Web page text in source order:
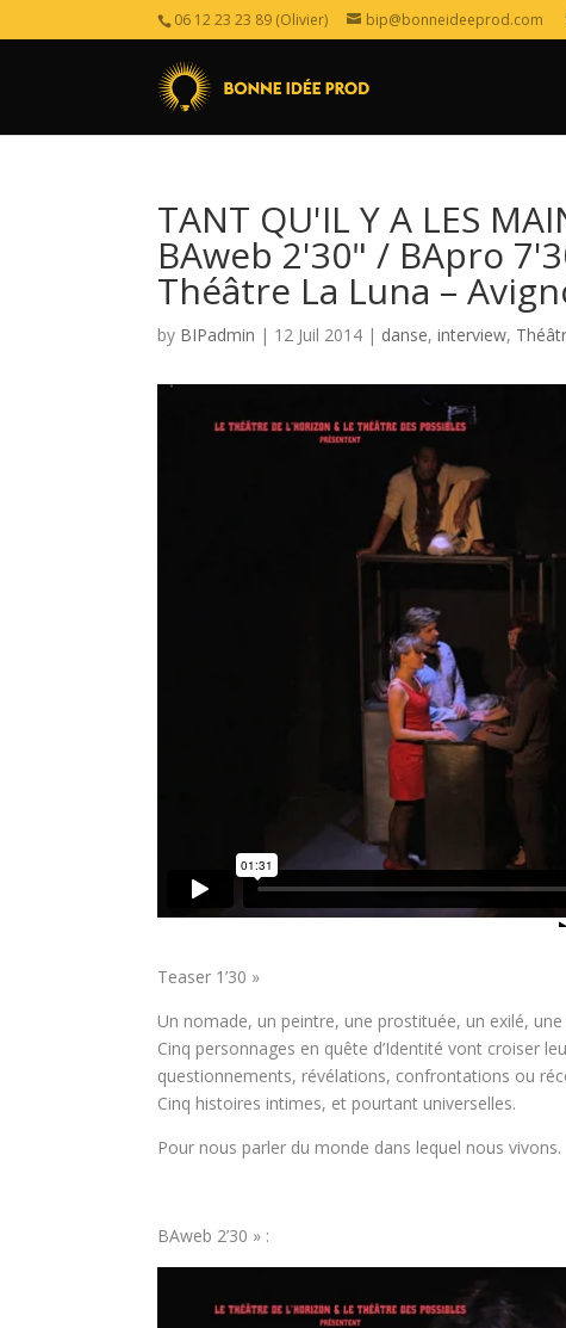
06 12 23 23 89 (Olivier) bip@bonneideeprod.com
TANT QU'IL Y A LES
BAweb 2'30" / BApro
Théâtre La Luna –
by BIPadmin | 12 Juil 2014 | danse, interview,
Teaser 1’30 »
Un nomade, un peintre, une prostituée, un exilé,
Cinq personnages en quête d’Identité vont croiser
questionnements, révélations, confrontations ou
Cinq histoires intimes, et pourtant universelles.
Pour nous parler du monde dans lequel nous vivons.
BAweb 2’30 » :